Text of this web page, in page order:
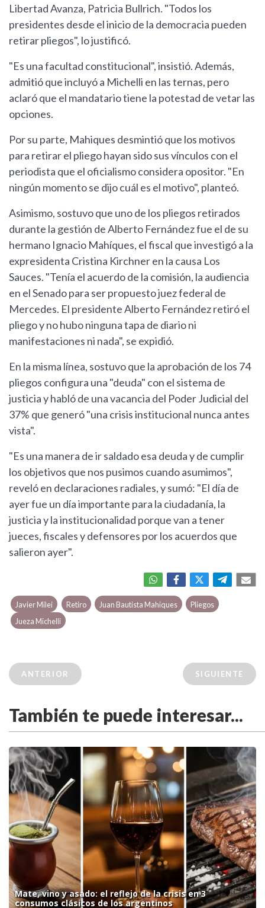
Libertad Avanza, Patricia Bullrich. "Todos los
presidentes desde el inicio de la democracia pueden
retirar pliegos", lo justificó.
"Es una facultad constitucional", insistió. Además,
admitió que incluyó a Michelli en las ternas, pero
aclaró que el mandatario tiene la potestad de vetar las
opciones.
Por su parte, Mahiques desmintió que los motivos
para retirar el pliego hayan sido sus vínculos con el
periodista que el oficialismo considera opositor. "En
ningún momento se dijo cuál es el motivo", planteó.
Asimismo, sostuvo que uno de los pliegos retirados
durante la gestión de Alberto Fernández fue el de su
hermano Ignacio Mahíques, el fiscal que investigó a la
expresidenta Cristina Kirchner en la causa Los
Sauces. "Tenía el acuerdo de la comisión, la audiencia
en el Senado para ser propuesto juez federal de
Mercedes. El presidente Alberto Fernández retiró el
pliego y no hubo ninguna tapa de diario ni
manifestaciones ni nada", se expidió.
En la misma línea, sostuvo que la aprobación de los 74
pliegos configura una "deuda" con el sistema de
justicia y habló de una vacancia del Poder Judicial del
37% que generó "una crisis institucional nunca antes
vista".
"Es una manera de ir saldado esa deuda y de cumplir
los objetivos que nos pusimos cuando asumimos",
reveló en declaraciones radiales, y sumó: "El día de
ayer fue un día importante para la ciudadanía, la
justicia y la institucionalidad porque van a tener
jueces, fiscales y defensores por los acuerdos que
salieron ayer".
Javier Milei Retiro Juan Bautista Mahiques
Pliegos
Jueza Michelli
ANTERIOR SIGUIENTE
También te puede interesar...
Mate, vino y asado: el reflejo de la crisis en 3
consumos clásicos de los argentinos